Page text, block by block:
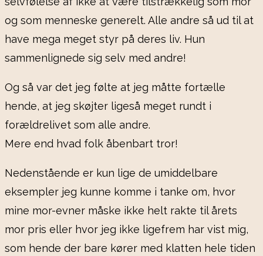
og som menneske generelt. Alle andre så ud til at
have mega meget styr på deres liv. Hun
sammenlignede sig selv med andre!
Og så var det jeg følte at jeg måtte fortælle
hende, at jeg skøjter ligeså meget rundt i
forældrelivet som alle andre.
Mere end hvad folk åbenbart tror!
Nedenstående er kun lige de umiddelbare
eksempler jeg kunne komme i tanke om, hvor
mine mor-evner måske ikke helt rakte til årets
mor pris eller hvor jeg ikke ligefrem har vist mig,
som hende der bare kører med klatten hele tiden